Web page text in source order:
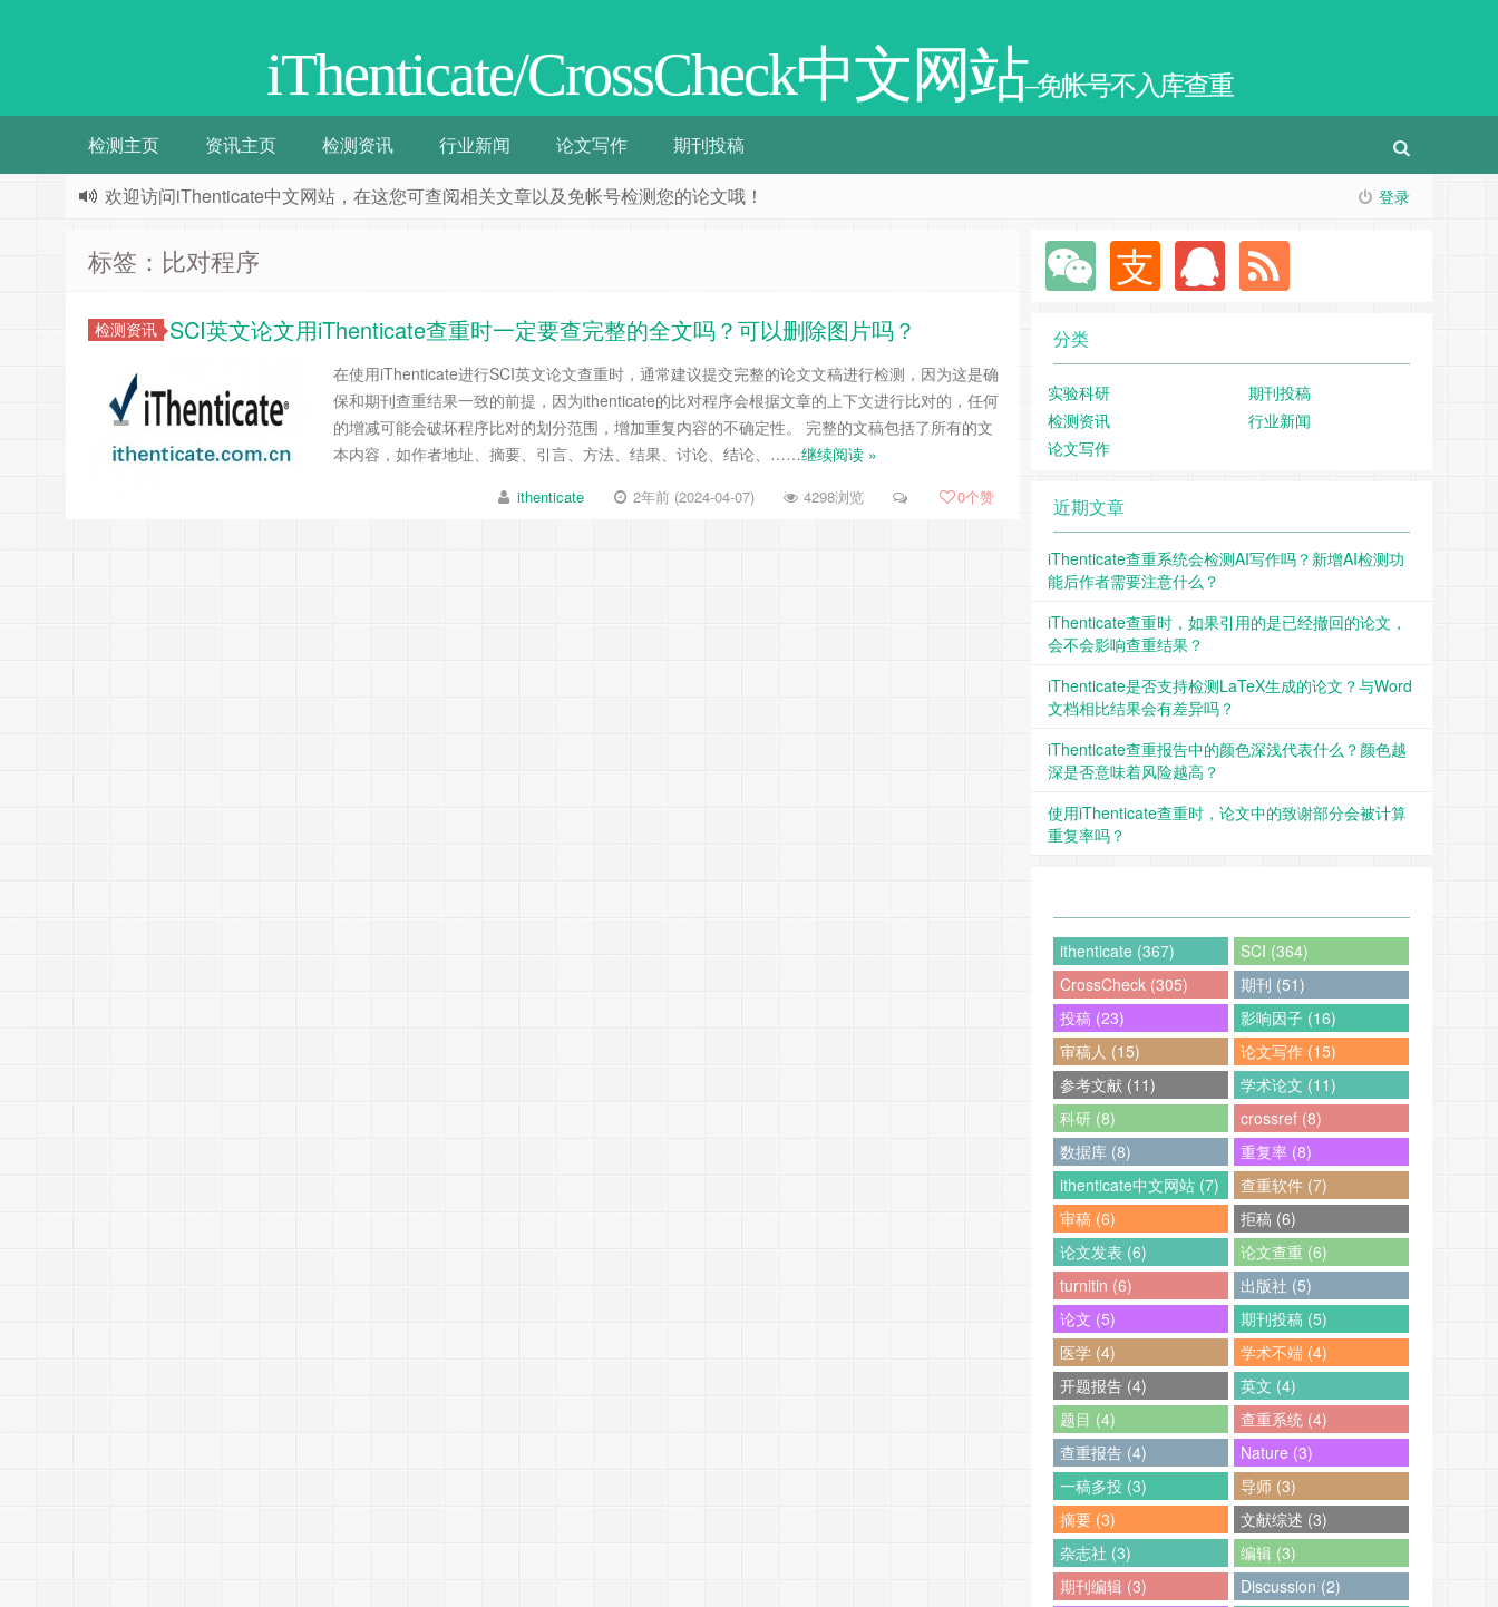
iThenticate/CrossCheck中文网站–免帐号不入库查重
检测主页 资讯主页 检测资讯 行业新闻 论文写作 期刊投稿
登录
欢迎访问iThenticate中文网站，在这您可查阅相关文章以及免帐号检测您的论文哦！
标签：比对程序
检测资讯 SCI英文论文用iThenticate查重时一定要查完整的全文吗？可以删除图片吗？
在使用iThenticate进行SCI英文论文查重时，通常建议提交完整的论文文稿进行检测，因为这是确
保和期刊查重结果一致的前提，因为ithenticate的比对程序会根据文章的上下文进行比对的，任何
的增减可能会破坏程序比对的划分范围，增加重复内容的不确定性。 完整的文稿包括了所有的文
本内容，如作者地址、摘要、引言、方法、结果、讨论、结论、……继续阅读 »
ithenticate 2年前 (2024-04-07) 4298浏览 0个赞
分类
实验科研
期刊投稿
检测资讯
行业新闻
论文写作
近期文章
iThenticate查重系统会检测AI写作吗？新增AI检测功
能后作者需要注意什么？
iThenticate查重时，如果引用的是已经撤回的论文，
会不会影响查重结果？
iThenticate是否支持检测LaTeX生成的论文？与Word
文档相比结果会有差异吗？
iThenticate查重报告中的颜色深浅代表什么？颜色越
深是否意味着风险越高？
使用iThenticate查重时，论文中的致谢部分会被计算
重复率吗？
ithenticate (367)
SCI (364)
CrossCheck (305)
期刊 (51)
投稿 (23)
影响因子 (16)
审稿人 (15)
论文写作 (15)
参考文献 (11)
学术论文 (11)
科研 (8)
crossref (8)
数据库 (8)
重复率 (8)
ithenticate中文网站 (7)
查重软件 (7)
审稿 (6)
拒稿 (6)
论文发表 (6)
论文查重 (6)
turnitin (6)
出版社 (5)
论文 (5)
期刊投稿 (5)
医学 (4)
学术不端 (4)
开题报告 (4)
英文 (4)
题目 (4)
查重系统 (4)
查重报告 (4)
Nature (3)
一稿多投 (3)
导师 (3)
摘要 (3)
文献综述 (3)
杂志社 (3)
编辑 (3)
期刊编辑 (3)
Discussion (2)